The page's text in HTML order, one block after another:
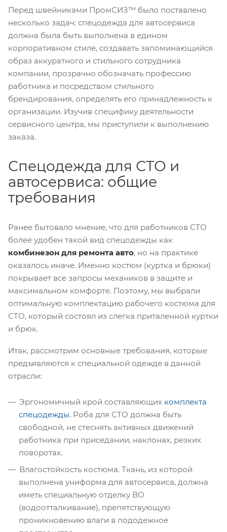
Перед швейниками ПромСИЗ™ было поставлено
несколько задач: спецодежда для автосервиса
должна была быть выполнена в едином
корпоративном стиле, создавать запоминающийся
образ аккуратного и стильного сотрудника
компании, прозрачно обозначать профессию
работника и посредством стильного
брендирования, определять его принадлежность к
организации. Изучив специфику деятельности
сервисного центра, мы приступили к выполнению
заказа.
Спецодежда для СТО и
автосервиса: общие
требования
Ранее бытовало мнение, что для работников СТО
более удобен такой вид спецодежды как
комбинезон для ремонта авто, но на практике
оказалось иначе. Именно костюм (куртка и брюки)
покрывает все запросы механиков в защите и
максимальном комфорте. Поэтому, мы выбрали
оптимальную комплектацию рабочего костюма для
СТО, который состоял из слегка приталенной куртки
и брюк.
Итак, рассмотрим основные требования, которые
предъявляются к специальной одежде в данной
отрасли:
Эргономичный крой составляющих комплекта
спецодежды. Роба для СТО должна быть
свободной, не стеснять активных движений
работника при приседании, наклонах, резких
поворотах.
Влагостойкость костюма. Ткань, из которой
выполнена униформа для автосервиса, должна
иметь специальную отделку ВО
(водоотталкивание), препятствующую
проникновению влаги в пододежное